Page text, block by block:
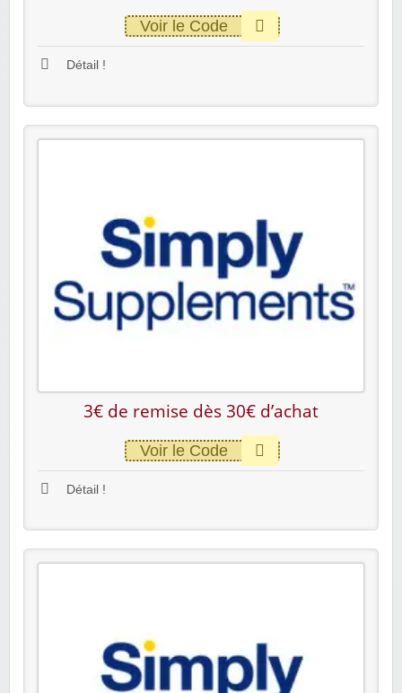
Voir le Code
Détail !
3€ de remise dès 30€ d’achat
Voir le Code
Détail !